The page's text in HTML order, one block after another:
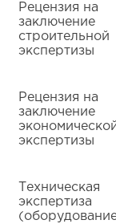
Рецензия на
заключение
строительной
экспертизы
Рецензия на
заключение
экспертизы
Техническая
экспертиза